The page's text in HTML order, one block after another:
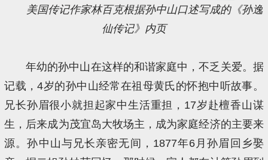
美国传记作家林百克根据孙中山口述写成的《孙逸
仙传记》内页
年幼的孙中山在这样的和谐家庭中，不乏关爱。据
记载，4岁的孙中山经常在祖母黄氏的怀抱中听故事。
兄长孙眉很小就担起家中生活重担，17岁赴檀香山谋
生，后来成为茂宜岛大牧场主，成为家庭经济的主要来
源。孙中山与兄长亲密无间，1877年6月孙眉回乡娶